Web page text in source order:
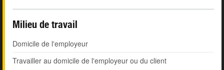
Milieu de travail
Domicile de l'employeur
Travailler au domicile de l'employeur ou du client